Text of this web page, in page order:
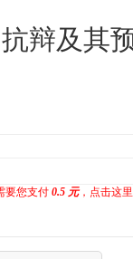
辩及其
要您支付 0.5 元，点击这